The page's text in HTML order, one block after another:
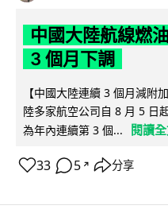
中國大陸航線燃
3 個月下調
【中國大陸連續 3 個月減附
陸多家航空公司自 8 月 5 日
為年內連續第 3 個...
閱讀
33 5 ↗ 分享